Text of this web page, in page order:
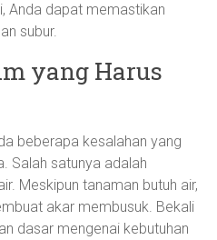
Anda dapat memastikan
subur.
yang Harus
beberapa kesalahan yang
Salah satunya adalah
Meskipun tanaman butuh air,
akar membusuk. Bekali
dasar mengenai kebutuhan